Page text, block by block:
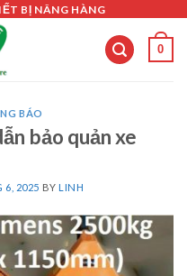
BỊ NÂNG HÀNG
0
BÁO
bảo quản xe
6, 2025 BYLINH